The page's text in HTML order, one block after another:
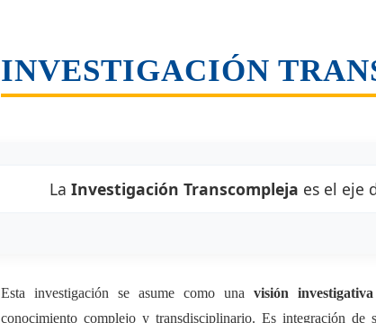
INVESTIGACIÓN
La Investigación Transcompleja es el eje
Esta investigación se asume como una visión
conocimiento complejo y transdisciplinario. Es integración de